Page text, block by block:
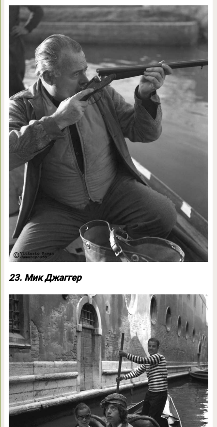
23. Мик Джаггер